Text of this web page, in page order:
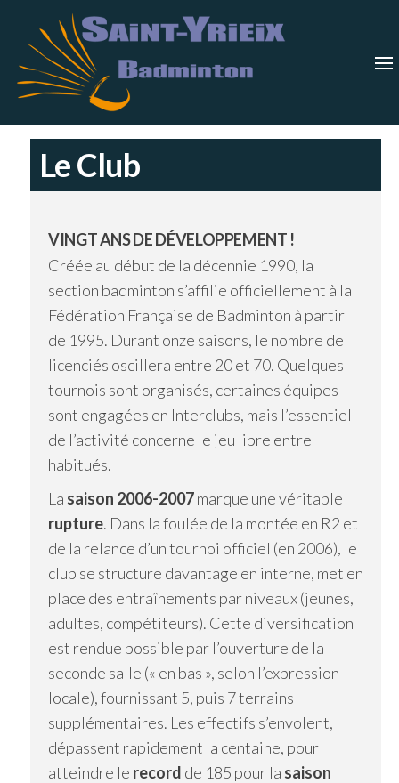
the
content
Le Club
VINGT ANS DE DÉVELOPPEMENT !
Créée au début de la décennie 1990, la
section badminton s’affilie officiellement à la
Fédération Française de Badminton à partir
de 1995. Durant onze saisons, le nombre de
licenciés oscillera entre 20 et 70. Quelques
tournois sont organisés, certaines équipes
sont engagées en Interclubs, mais l’essentiel
de l’activité concerne le jeu libre entre
habitués.
La saison 2006-2007marque une véritable
rupture. Dans la foulée de la montée en R2 et
de la relance d’un tournoi officiel (en 2006), le
club se structure davantage en interne, met en
place des entraînements par niveaux (jeunes,
adultes, compétiteurs). Cette diversification
est rendue possible par l’ouverture de la
seconde salle (« en bas », selon l’expression
locale), fournissant 5, puis 7 terrains
supplémentaires. Les effectifs s’envolent,
dépassent rapidement la centaine, pour
atteindre le record de 185 pour la saison